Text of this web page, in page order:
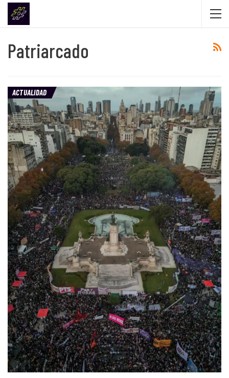
Patriarcado
ACTUALIDAD